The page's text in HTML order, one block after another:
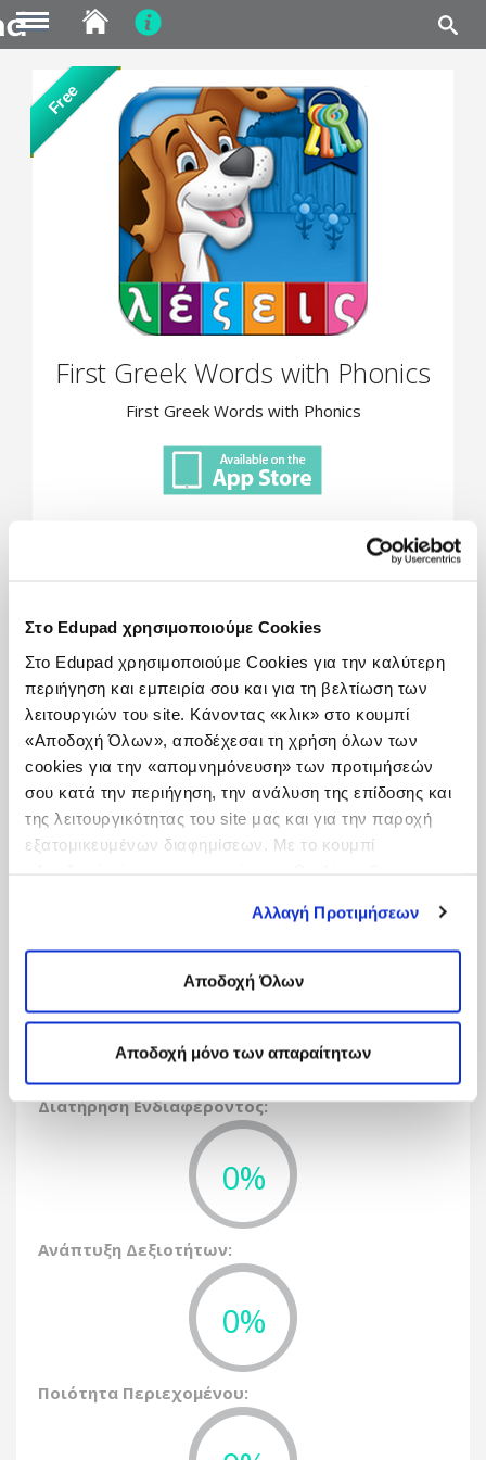
Στο Edupad χρησιμοποιούμε Cookies
Στο Edupad χρησιμοποιούμε Cookies για την καλύτερη
περιήγηση και εμπειρία σου και για τη βελτίωση των
λειτουργιών του site. Κάνοντας «κλικ» στο κουμπί
«Αποδοχή Όλων», αποδέχεσαι τη χρήση όλων των
cookies για την «απομνημόνευση» των προτιμήσεών
σου κατά την περιήγηση, την ανάλυση της επίδοσης και
της λειτουργικότητας του site μας και για την παροχή
εξατομικευμένων διαφημίσεων. Με το κουμπί
site cookies. Ενημερώσου για την Πολιτική
CookiesΕδώκαι τους διαφορετικούς τύπους Cookies
επιλέγοντας «Ρυθμίσεις Cookies», και τροποποίησε ανά
Αλλαγή Προτιμήσεων
Αποδοχή Όλων
Αποδοχή μόνο των απαραίτητων
content
Free
First Greek Words with Phonics
First Greek Words with Phonics
Αντωνία Δαπόντη
Share This
Πώς χρησιμοποιείται:
0%
Διατήρηση Ενδιαφέροντος:
0%
Ανάπτυξη Δεξιοτήτων:
0%
Ποιότητα Περιεχομένου: